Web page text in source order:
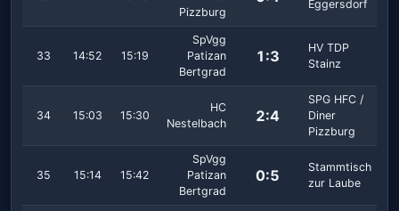
Pizzburg
Eggersdorf
33 14:52 15:19
SpVgg
Patizan
Bertgrad
1:3
HV TDP
Stainz
34 15:03 15:30
HC
Nestelbach
2:4
SPG HFC /
Diner
Pizzburg
35 15:14 15:42
SpVgg
Patizan
Bertgrad
0:5
Stammtisch
zur Laube